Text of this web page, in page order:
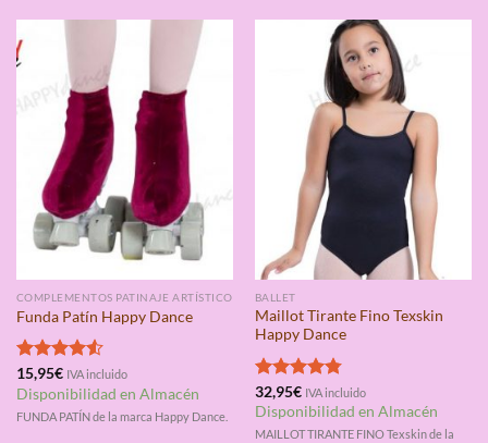
COMPLEMENTOS PATINAJE ARTÍSTICO
Funda Patín Happy Dance
Valorado
con4.50
15,95€ IVA incluido
Disponibilidad en Almacén
FUNDA PATÍN de la marca Happy Dance.
BALLET
Maillot Tirante Fino Texskin
Happy Dance
Valorado
con4.75
de 5
32,95€ IVA incluido
Disponibilidad en Almacén
MAILLOT TIRANTE FINO Texskin de la